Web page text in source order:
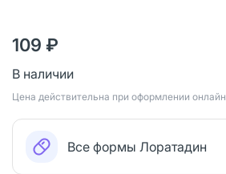
109 ₽
В наличии
Цена действительна при оформлении онлайн
Все формы Лоратадин